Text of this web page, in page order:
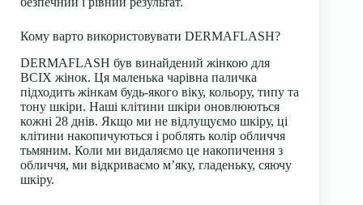
Кому варто використовувати DERMAFLASH?
DERMAFLASH був винайдений жінкою для
ВСІХ жінок. Ця маленька чарівна паличка
підходить жінкам будь-якого віку, кольору, типу та
тону шкіри. Наші клітини шкіри оновлюються
кожні 28 днів. Якщо ми не відлущуємо шкіру, ці
клітини накопичуються і роблять колір обличчя
тьмяним. Коли ми видаляємо це накопичення з
обличчя, ми відкриваємо м’яку, гладеньку, сяючу
шкіру.